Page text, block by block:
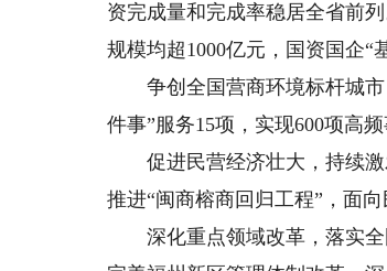
资完成量和完成率稳居全省前
规模均超1000亿元，国资国企“
争创全国营商环境标杆城市
件事”服务15项，实现600项高频
促进民营经济壮大，持续激
推进“闽商榕商回归工程”，面
深化重点领域改革，落实全